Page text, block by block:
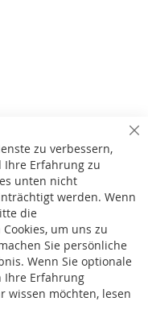
zu verbessern,
Ihre Erfahrung zu
unten nicht
werden. Wenn
die
um uns zu
Sie persönliche
Wenn Sie optionale
Ihre Erfahrung
wissen möchten, lesen